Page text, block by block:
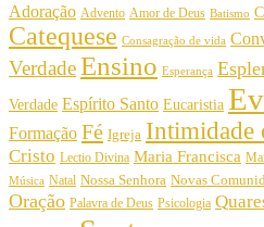
Adoração Advento Amor de Deus Batismo
Catequese Consagração de vida
VerdadeEnsino Esperança
Verdade Espírito Santo Eucaristia
Formação Fé Igreja Intimidade
Cristo Lectio Divina Maria Francisca
Música Natal Nossa Senhora Novas
Oração Palavra de Deus Psicologia